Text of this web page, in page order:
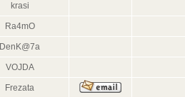
krasi
Ra4mO
DenK@7a
VOJDA
Frezata